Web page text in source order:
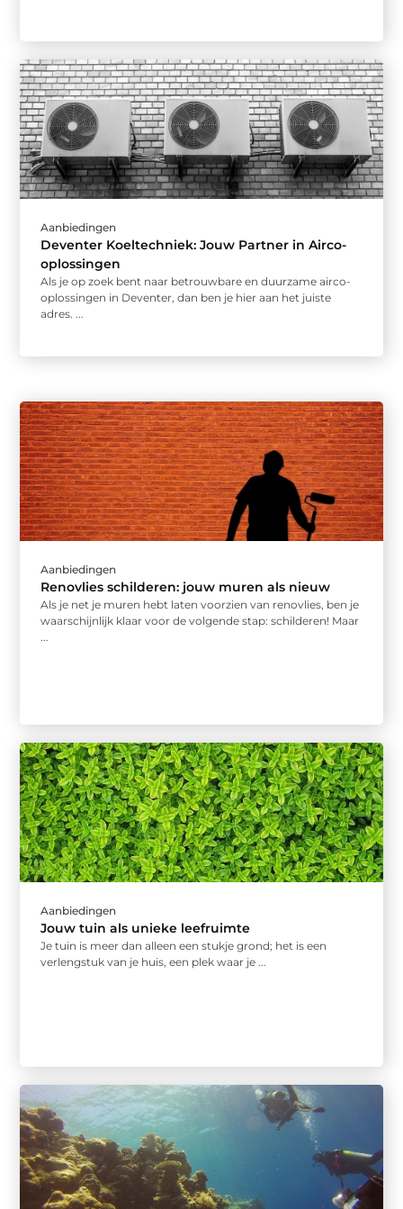
Aanbiedingen
Deventer Koeltechniek: Jouw Partner in Airco-
oplossingen
Als je op zoek bent naar betrouwbare en duurzame airco-
oplossingen in Deventer, dan ben je hier aan het juiste
adres. ...
Aanbiedingen
Renovlies schilderen: jouw muren als nieuw
Als je net je muren hebt laten voorzien van renovlies, ben je
waarschijnlijk klaar voor de volgende stap: schilderen! Maar
Aanbiedingen
Jouw tuin als unieke leefruimte
Je tuin is meer dan alleen een stukje grond; het is een
verlengstuk van je huis, een plek waar je ...